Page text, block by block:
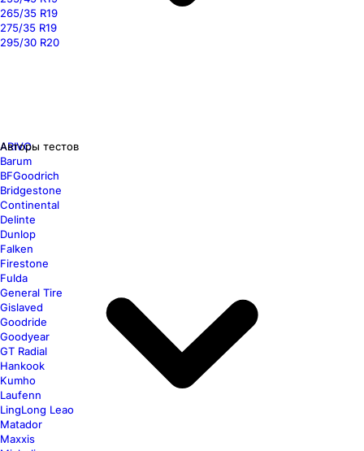
265/35 R19
275/35 R19
295/30 R20
ARIVO
Barum
BFGoodrich
Bridgestone
Continental
Delinte
Dunlop
Falken
Firestone
Fulda
General Tire
Gislaved
Goodride
Goodyear
GT Radial
Hankook
Kumho
Laufenn
LingLong Leao
Matador
Maxxis
Авторы тестов